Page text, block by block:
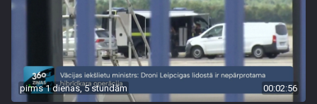
pirms 1 dienas, 5 stundām 00:02:56